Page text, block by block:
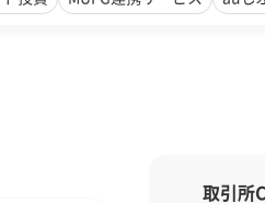
取引所